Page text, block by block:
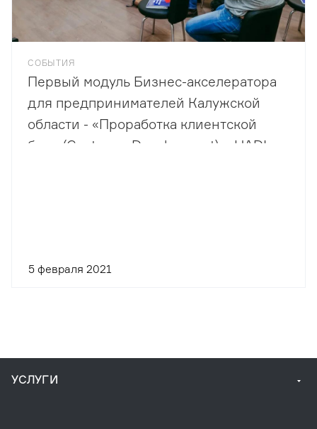
СОБЫТИЯ
Первый модуль Бизнес-акселератора
для предпринимателей Калужской
области - «Проработка клиентской
базы (Customer Development) и HADI
5 февраля 2021
УСЛУГИ